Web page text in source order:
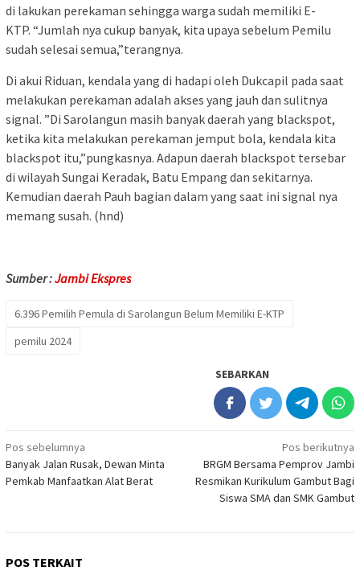
di lakukan perekaman sehingga warga sudah memiliki E-
KTP. “Jumlah nya cukup banyak, kita upaya sebelum Pemilu
sudah selesai semua,”terangnya.
Di akui Riduan, kendala yang di hadapi oleh Dukcapil pada saat
melakukan perekaman adalah akses yang jauh dan sulitnya
signal. ”Di Sarolangun masih banyak daerah yang blackspot,
ketika kita melakukan perekaman jemput bola, kendala kita
blackspot itu,”pungkasnya. Adapun daerah blackspot tersebar
di wilayah Sungai Keradak, Batu Empang dan sekitarnya.
Kemudian daerah Pauh bagian dalam yang saat ini signal nya
memang susah. (hnd)
Sumber :Jambi Ekspres
6.396 Pemilih Pemula di Sarolangun Belum Memiliki E-KTP
pemilu 2024
SEBARKAN
Navigasi
pos
Pos sebelumnya
Banyak Jalan Rusak, Dewan Minta
Pemkab Manfaatkan Alat Berat
Pos berikutnya
BRGM Bersama Pemprov Jambi
Resmikan Kurikulum Gambut Bagi
Siswa SMA dan SMK Gambut
POS TERKAIT